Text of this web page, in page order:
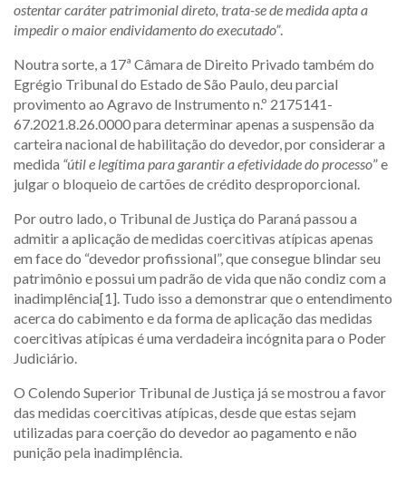
ostentar caráter patrimonial direto, trata-se de medida apta a
impedir o maior endividamento do executado”.
Noutra sorte, a 17ª Câmara de Direito Privado também do
Egrégio Tribunal do Estado de São Paulo, deu parcial
provimento ao Agravo de Instrumento n.º 2175141-
67.2021.8.26.0000 para determinar apenas a suspensão da
carteira nacional de habilitação do devedor, por considerar a
medida “útil e legítima para garantir a efetividade do processo” e
julgar o bloqueio de cartões de crédito desproporcional.
Por outro lado, o Tribunal de Justiça do Paraná passou a
admitir a aplicação de medidas coercitivas atípicas apenas
em face do “devedor profissional”, que consegue blindar seu
patrimônio e possui um padrão de vida que não condiz com a
inadimplência[1]. Tudo isso a demonstrar que o entendimento
acerca do cabimento e da forma de aplicação das medidas
coercitivas atípicas é uma verdadeira incógnita para o Poder
Judiciário.
O Colendo Superior Tribunal de Justiça já se mostrou a favor
das medidas coercitivas atípicas, desde que estas sejam
utilizadas para coerção do devedor ao pagamento e não
punição pela inadimplência.